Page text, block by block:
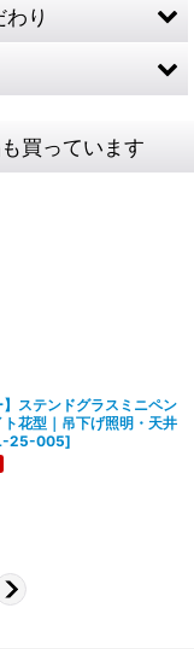
り
店で行う一貫
明のリメイクやオ
などのアフタフォ
れ続けるソケ
買っています
】ステンドグラスミニペン
ト花型｜吊下げ照明・天井
25-005]